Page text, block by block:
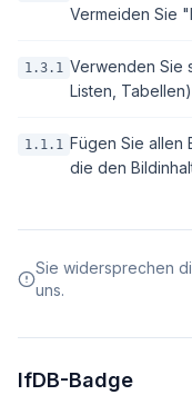
Vermeiden Sie
1.3.1 Verwenden Sie
Listen,
1.1.1 Fügen Sie allen
die den
Sie widersprechen
uns.
IfDB-Badge